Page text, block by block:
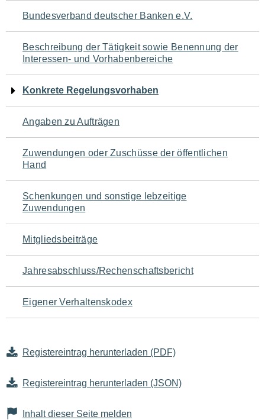
Navigation
für
den
Seiteninhalt
Bundesverband deutscher Banken e.V.
Beschreibung der Tätigkeit sowie Benennung der
Interessen- und Vorhabenbereiche
Konkrete Regelungsvorhaben
Angaben zu Aufträgen
Zuwendungen oder Zuschüsse der öffentlichen
Hand
Schenkungen und sonstige lebzeitige
Zuwendungen
Mitgliedsbeiträge
Jahresabschluss/Rechenschaftsbericht
Eigener Verhaltenskodex
Registereintrag herunterladen (PDF)
Registereintrag herunterladen (JSON)
Inhalt dieser Seite melden